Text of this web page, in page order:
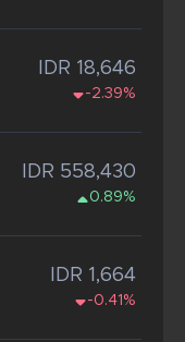
IDR 18,646
-2.39%
IDR 558,430
0.89%
IDR 1,664
-0.41%